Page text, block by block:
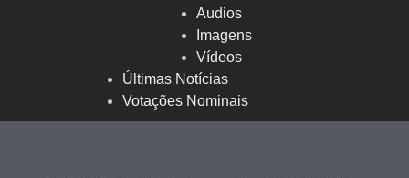
Audios
Imagens
Vídeos
Últimas Notícias
Votações Nominais